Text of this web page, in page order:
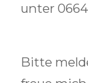
unter
Bitte